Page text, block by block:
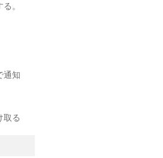
。
通知
取る